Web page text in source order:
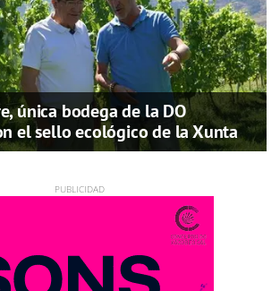
única bodega de la DO
el sello ecológico de la Xunta